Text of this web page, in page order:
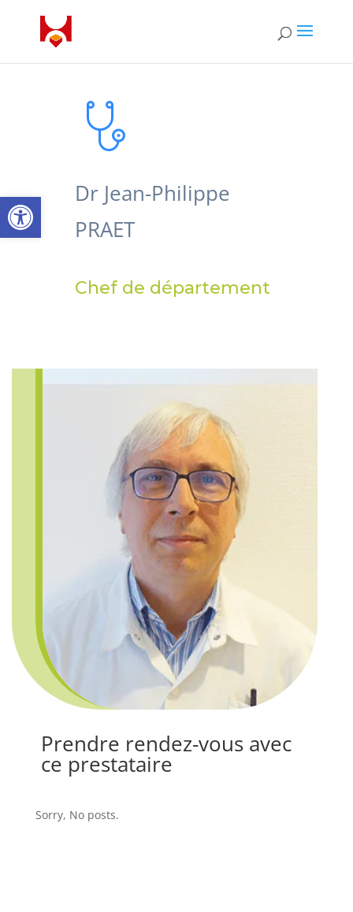
Open toolbarDr Jean-Philippe
PRAET
Chef de département
Prendre rendez-vous avec
ce prestataire
Sorry, No posts.